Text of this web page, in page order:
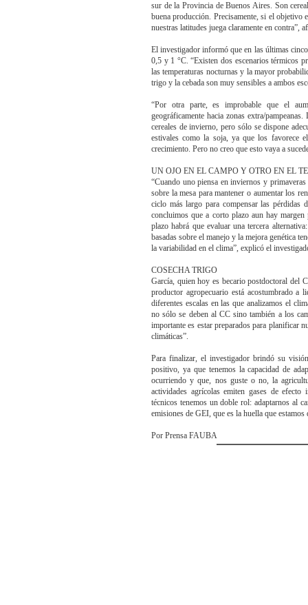
sur de la Provincia de Buenos Aires. Son
buena producción. Precisamente, si el objetivo
nuestras latitudes juega claramente en contra”,
El investigador informó que en las últimas
0,5 y 1 °C. “Existen dos escenarios térmicos
las temperaturas nocturnas y la mayor
trigo y la cebada son muy sensibles a ambos
“Por otra parte, es improbable que el
geográficamente hacia zonas extra/
cereales de invierno, pero sólo se dispone
estivales como la soja, ya que los favorece
crecimiento. Pero no creo que esto vaya a
UN OJO EN EL CAMPO Y OTRO EN EL
“Cuando uno piensa en inviernos y
sobre la mesa para mantener o aumentar los
ciclo más largo para compensar las pérdidas
concluimos que a corto plazo aun hay
plazo habrá que evaluar una tercera
basadas sobre el manejo y la mejora genética
la variabilidad en el clima”, explicó el
COSECHA TRIGO
García, quien hoy es becario postdoctoral del
productor agropecuario está acostumbrado a
diferentes escalas en las que analizamos el
no sólo se deben al CC sino también a los
importante es estar preparados para planificar
climáticas”.
Para finalizar, el investigador brindó su
positivo, ya que tenemos la capacidad de
ocurriendo y que, nos guste o no, la
actividades agrícolas emiten gases de
técnicos tenemos un doble rol: adaptarnos al
emisiones de GEI, que es la huella que estamos
Por Prensa FAUBA